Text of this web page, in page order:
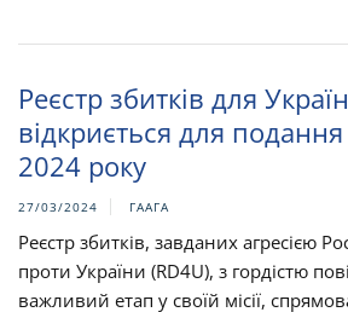
Реєстр збитків для
відкриється для подання
2024 року
27/03/2024 ГААГА
Реєстр збитків, завданих агресією
проти України (RD4U), з гордістю
важливий етап у своїй місії,